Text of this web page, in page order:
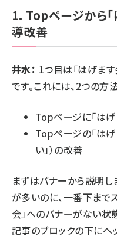
1. Topページから
導改善
井水： 1つ目は「はげま
です。これには、2つの方
Topページに「は
Topページの「はげ
い」）の改善
まずはバナーから説明し
が多いのに、一番下まで
会」へのバナーがない状
記事のブロックの下にヘ